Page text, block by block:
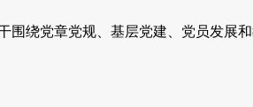
绕党章党规、基层党建、党员发展